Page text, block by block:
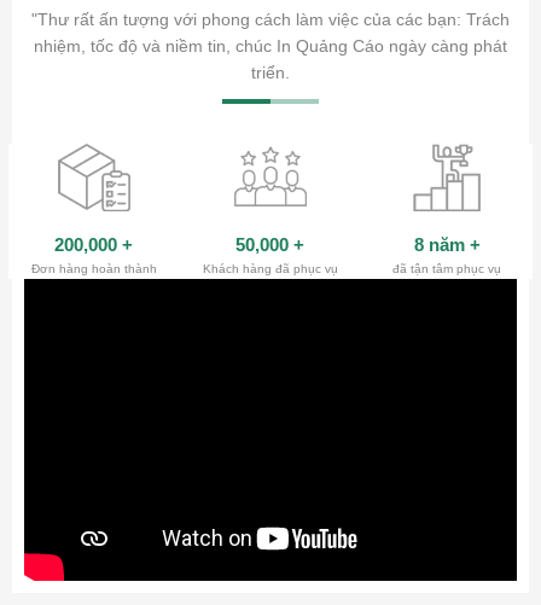
"Thư rất ấn tượng với phong cách làm việc của các bạn: Trách
nhiệm, tốc độ và niềm tin, chúc In Quảng Cáo ngày càng phát
triển.
sóc
200,000 +
Đơn hàng hoàn thành
50,000 +
Khách hàng đã phục vụ
8 năm +
đã tận tâm phục vụ